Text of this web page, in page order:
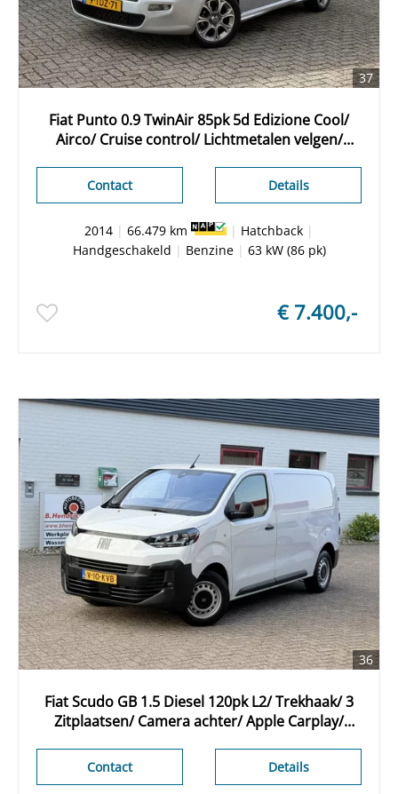
37
Fiat Punto 0.9 TwinAir 85pk 5d Edizione Cool/
Airco/ Cruise control/ Lichtmetalen velgen/
Details
Contact
2014 | 66.479 km | Hatchback |
Handgeschakeld | Benzine| 63 kW (86 pk)
€ 7.400,-
36
Fiat Scudo GB 1.5 Diesel 120pk L2/ Trekhaak/ 3
Zitplaatsen/ Camera achter/ Apple Carplay/
Details
Contact